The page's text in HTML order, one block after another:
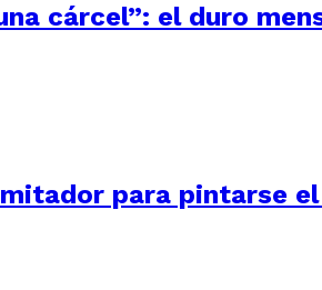
cárcel”: el duro
para pintarse